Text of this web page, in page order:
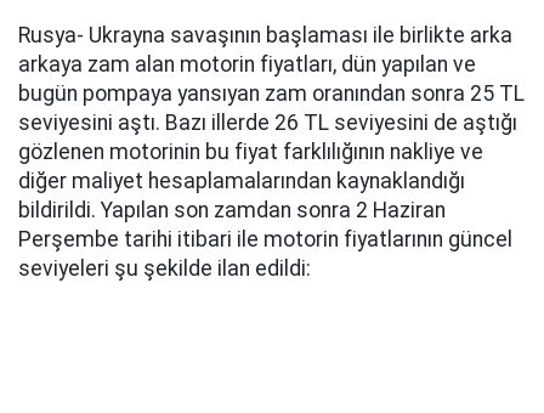
Rusya- Ukrayna savaşının başlaması ile birlikte arka
arkaya zam alan motorin fiyatları, dün yapılan ve
bugün pompaya yansıyan zam oranından sonra 25 TL
seviyesini aştı. Bazı illerde 26 TL seviyesini de aştığı
gözlenen motorinin bu fiyat farklılığının nakliye ve
diğer maliyet hesaplamalarından kaynaklandığı
bildirildi. Yapılan son zamdan sonra 2 Haziran
Perşembe tarihi itibari ile motorin fiyatlarının güncel
seviyeleri şu şekilde ilan edildi: